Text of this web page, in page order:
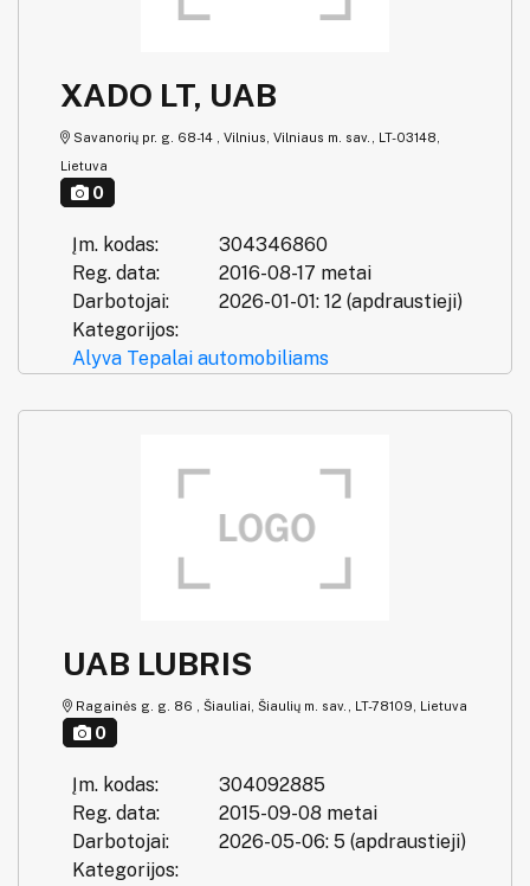
XADO LT, UAB
Savanorių pr. g. 68-14 , Vilnius, Vilniaus m. sav., LT-03148,
Lietuva
0
Įm. kodas:
304346860
Reg. data:
2016-08-17 metai
Darbotojai:
2026-01-01: 12 (apdraustieji)
Kategorijos:
Alyva Tepalai automobiliams
UAB LUBRIS
Ragainės g. g. 86 , Šiauliai, Šiaulių m. sav., LT-78109, Lietuva
0
Įm. kodas:
304092885
Reg. data:
2015-09-08 metai
Darbotojai:
2026-05-06: 5 (apdraustieji)
Kategorijos: